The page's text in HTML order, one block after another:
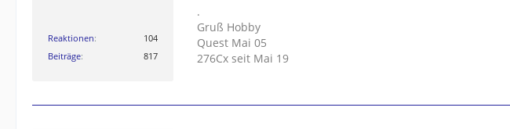
Reaktionen
104
Beiträge
817
.
Gruß Hobby
Quest Mai 05
276Cx seit Mai 19